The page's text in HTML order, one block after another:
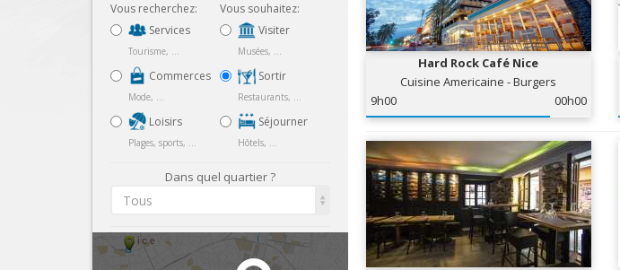
Vous recherchez:
Services
Tourisme, ...
Commerces
Mode, ...
Loisirs
Plages, sports, ...
Vous souhaitez:
Visiter
Musées, ...
Sortir
Restaurants, ...
Séjourner
Hôtels, ...
Dans quel quartier ?
Tous
Hard Rock Café Nice
Cuisine Americaine - Burgers
9h00
00h00